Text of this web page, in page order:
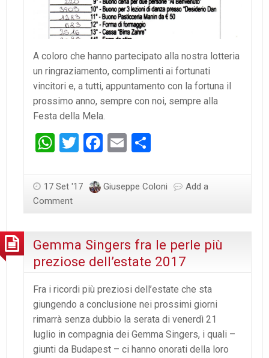
A coloro che hanno partecipato alla nostra lotteria
un ringraziamento, complimenti ai fortunati
vincitori e, a tutti, appuntamento con la fortuna il
prossimo anno, sempre con noi, sempre alla
Festa della Mela.
WhatsApp
Twitter
Facebook
Email
17 Set '17 Giuseppe Coloni
Add a
Comment
Gemma Singers fra le perle più
preziose dell’estate 2017
Fra i ricordi più preziosi dell’estate che sta
giungendo a conclusione nei prossimi giorni
rimarrà senza dubbio la serata di venerdì 21
luglio in compagnia dei Gemma Singers, i quali –
giunti da Budapest – ci hanno onorati della loro